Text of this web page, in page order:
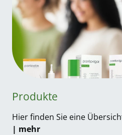
Produkte
Hier finden Sie eine
| mehr